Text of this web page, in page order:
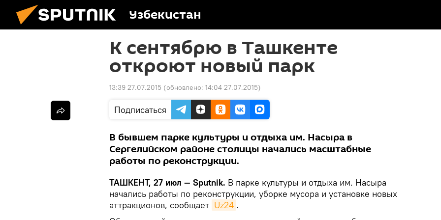
Узбекистан
К сентябрю в Ташкенте
откроют новый парк
13:39 27.07.2015 (обновлено: 14:04 27.07.2015)
Подписаться
В бывшем парке культуры и отдыха им. Насыра в
Сергелийском районе столицы начались масштабные
работы по реконструкции.
ТАШКЕНТ, 27 июл — Sputnik. В парке культуры и отдыха им. Насыра
начались работы по реконструкции, уборке мусора и установке новых
аттракционов, сообщает Uz24 .